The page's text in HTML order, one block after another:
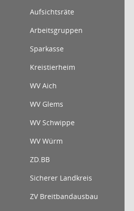
Aufsichtsräte
Arbeitsgruppen
Sparkasse
Kreistierheim
WV Aich
WV Glems
WV Schwippe
WV Würm
ZD.BB
Sicherer Landkreis
ZV Breitbandausbau